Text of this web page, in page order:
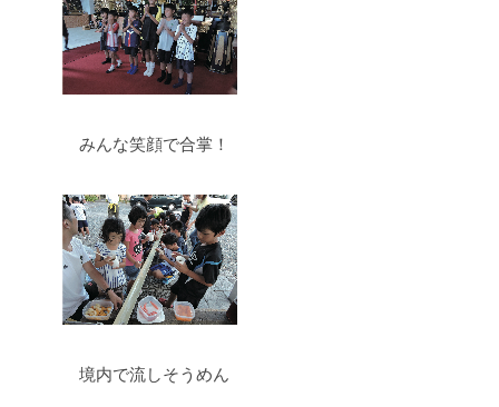
みんな笑顔で合掌！
境内で流しそうめん